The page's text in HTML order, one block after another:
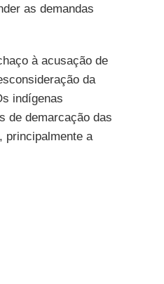
as demandas
à acusação de
da
indígenas
de demarcação das
principalmente a